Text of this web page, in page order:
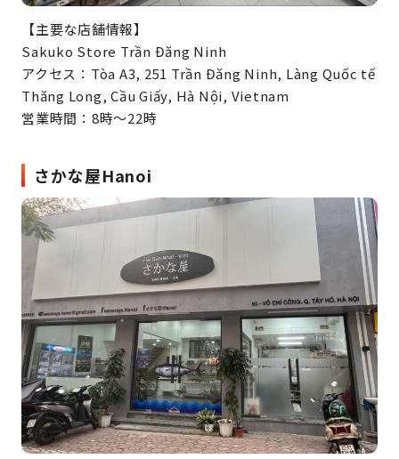
【主要な店舗情報】
Sakuko Store Trần Đăng Ninh
アクセス：Tòa A3, 251 Trần Đăng Ninh, Làng Quốc tế
Thăng Long, Cầu Giấy, Hà Nội, Vietnam
営業時間：8時〜22時
さかな屋Hanoi